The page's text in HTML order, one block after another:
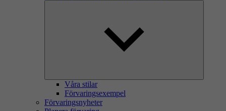
Våra stilar
Förvaringsexempel
Förvaringsnyheter